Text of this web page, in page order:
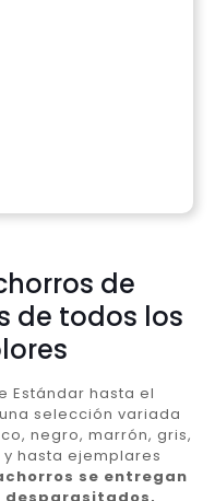
de
de todos los
Estándar hasta el
selección variada
negro, marrón, gris,
hasta ejemplares
se entregan